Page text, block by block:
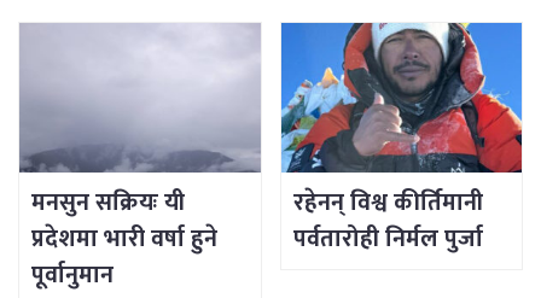
मनसुन सक्रियः यी
प्रदेशमा भारी वर्षा हुने
पूर्वानुमान
रहेनन् विश्व कीर्तिमानी
पर्वतारोही निर्मल पुर्जा